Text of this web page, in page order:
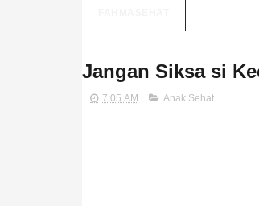
Jangan Siksa si
7:05 AM Anak Sehat